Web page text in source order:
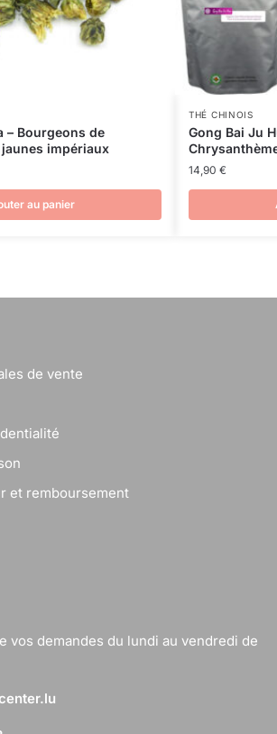
– Bourgeons de
impériaux
au panier
THÉ CHINOIS
Gong Bai Ju
14,90 €
de vente
et remboursement
vos demandes du lundi au vendredi de